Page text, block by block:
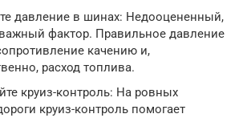
давление в шинах: Недооцененный,
фактор. Правильное давление
качению и,
расход топлива.
круиз-контроль: На ровных
круиз-контроль помогает